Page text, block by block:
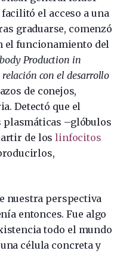
el acceso a una
graduarse, comenzó
el funcionamiento del
Production in
con el desarrollo
de conejos,
Detectó que el
plasmáticas –glóbulos
de loslinfocitos
nuestra perspectiva
entonces. Fue algo
todo el mundo
célula concreta y